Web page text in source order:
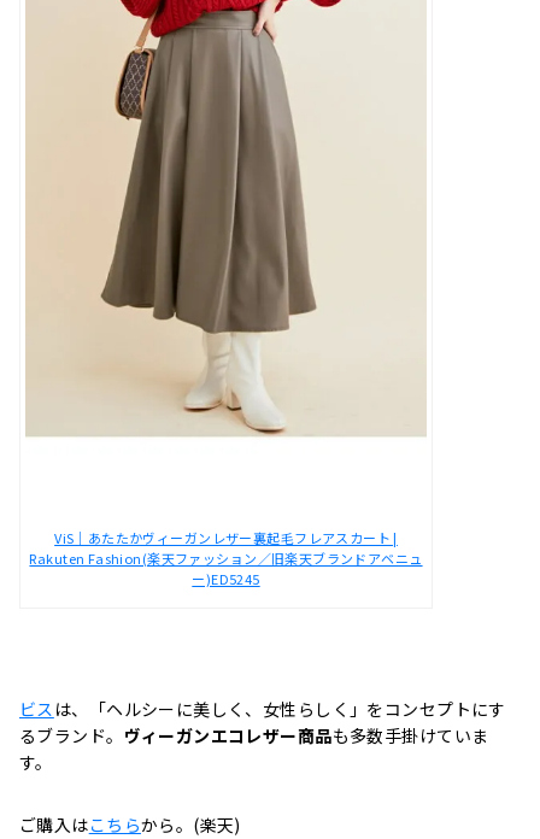
ViS｜あたたかヴィーガンレザー裏起毛フレアスカート |
Rakuten Fashion(楽天ファッション／旧楽天ブランドアベニュ
ー)ED5245
ビス は、「ヘルシーに美しく、女性らしく」をコンセプトにす
るブランド。 ヴィーガンエコレザー商品も多数手掛けていま
す。
ご購入はこちらから。(楽天)